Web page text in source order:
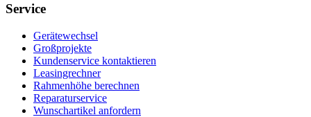
Service
Gerätewechsel
Großprojekte
Kundenservice kontaktieren
Leasingrechner
Rahmenhöhe berechnen
Reparaturservice
Wunschartikel anfordern